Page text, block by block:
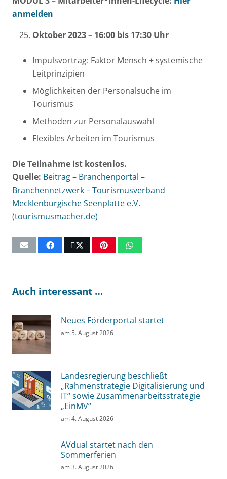
anmelden
Oktober 2023 – 16:00 bis 17:30 Uhr
Impulsvortrag: Faktor Mensch + systemische
Leitprinzipien
Möglichkeiten der Personalsuche im
Tourismus
Methoden zur Personalauswahl
Flexibles Arbeiten im Tourismus
Die Teilnahme ist kostenlos.
Quelle: Beitrag – Branchenportal –
Branchennetzwerk – Tourismusverband
Mecklenburgische Seenplatte e.V.
(tourismusmacher.de)
Auch interessant …
Neues Förderportal startet
am 5. August 2026
Landesregierung beschließt
„Rahmenstrategie Digitalisierung und
IT“ sowie Zusammenarbeitsstrategie
„EinMV“
am4. August 2026
AVdual startet nach den
Sommerferien
am3. August 2026